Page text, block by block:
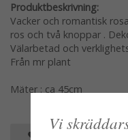
Produktbeskrivning:
Vacker och romantisk
ros och två knoppar .
Välarbetad och
Från mr plant
Mäter : ca 45cm
Vi